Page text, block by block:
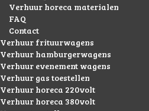
Verhuur horeca materialen
FAQ
Contact
Verhuur frituurwagens
Verhuur hamburgerwagens
Verhuur evenement wagens
Verhuur gas toestellen
Verhuur horeca 220volt
Verhuur horeca 380volt